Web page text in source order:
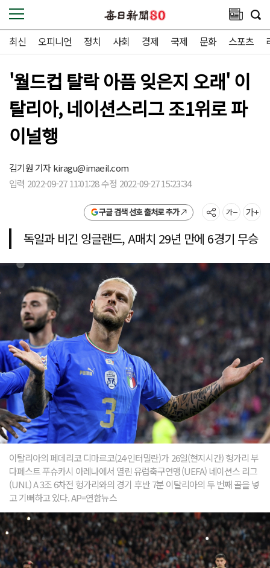
최신 오피니언 정치 사회 경제 국제 문화 스포츠
'월드컵 탈락 아픔 잊은지 오래' 이
탈리아, 네이션스리그 조1위로 파
이널행
김기원 기자kiragu@imaeil.com
입력 2022-09-27 11:01:28 수정 2022-09-27 15:23:34
구글 검색 선호 출처로 추가
독일과 비긴 잉글랜드, A매치 29년 만에 6경기 무승
이탈리아의 페데리코 디마르코(24·인터밀란)가 26일(현지시간) 헝가리 부
다페스트 푸슈카시 아레나에서 열린 유럽축구연맹(UEFA) 네이션스 리그
(UNL) A 3조 6차전 헝가리와의 경기 후반 7분 이탈리아의 두 번째 골을 넣
고 기뻐하고 있다. AP=연합뉴스